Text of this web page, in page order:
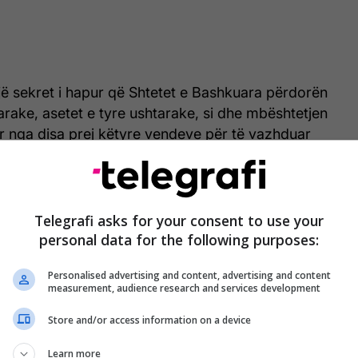
sekret i hapur që Shtetet e Bashkuara përdorën
asetet e tyre ushtarake, si dhe mbështetjen
nga disa prej këtyre vendeve për të vazhduar
Iranit”, tha zyrtari iranian.
Lufta në Iran, tensione të reja në Lindjen e
Mesme - GJITHÇKA, MINUTË PAS MINUTE
e SHBA-së në rajon është një barrë dhe nuk sjell
Telegrafi asks for your consent to use your
personal data for the following purposes:
Personalised advertising and content, advertising and content
measurement, audience research and services development
Store and/or access information on a device
Learn more